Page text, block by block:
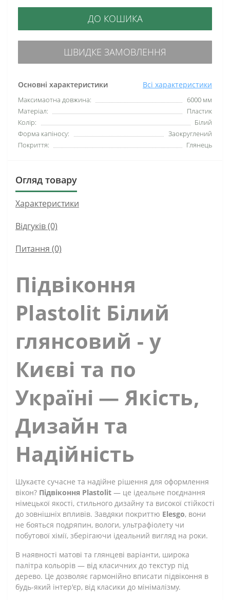
Основні характеристики Всі характеристики
Максимаотна довжина:
6000 мм
Матеріал:
Пластик
Колір:
Білий
Форма капіносу:
Заокруглений
Покриття:
Глянець
ДО КОШИКА
ШВИДКЕ ЗАМОВЛЕННЯ
Огляд товару
Характеристики
Відгуків (0)
Питання (0)
Підвіконня
Plastolit Білий
глянсовий - у
Києві та по
Україні — Якість,
Дизайн та
Надійність
Шукаєте сучасне та надійне рішення для оформлення
вікон? Підвіконня Plastolit — це ідеальне поєднання
німецької якості, стильного дизайну та високої стійкості
до зовнішніх впливів. Завдяки покриттю Elesgo, вони
не бояться подряпин, вологи, ультрафіолету чи
побутової хімії, зберігаючи ідеальний вигляд на роки.
В наявності матові та глянцеві варіанти, широка
палітра кольорів — від класичних до текстур під
дерево. Це дозволяє гармонійно вписати підвіконня в
будь-який інтер'єр, від класики до мінімалізму.